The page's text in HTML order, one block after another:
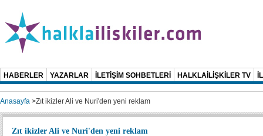
HABERLER YAZARLAR İLETİŞİM SOHBETLERİ HALKLAİLİŞKİLER TV
Anasayfa >Zıt ikizler Ali ve Nuri'den yeni reklam
Zıt ikizler Ali ve Nuri'den yeni reklam